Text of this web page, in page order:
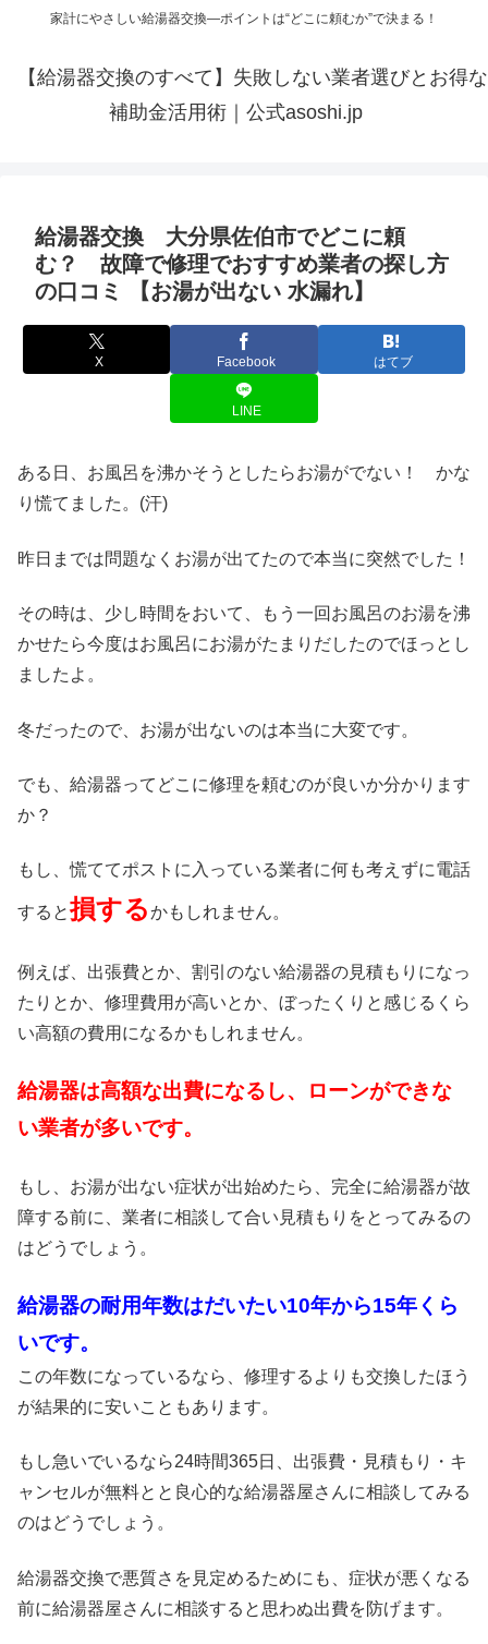
家計にやさしい給湯器交換—ポイントは“どこに頼むか”で決まる！
【給湯器交換のすべて】失敗しない業者選びとお得な
補助金活用術｜公式asoshi.jp
給湯器交換 大分県佐伯市でどこに頼
む？ 故障で修理でおすすめ業者の探し方
の口コミ 【お湯が出ない 水漏れ】
X Facebook はてブ
LINE
ある日、お風呂を沸かそうとしたらお湯がでない！ かな
り慌てました。(汗)
昨日までは問題なくお湯が出てたので本当に突然でした！
その時は、少し時間をおいて、もう一回お風呂のお湯を沸
かせたら今度はお風呂にお湯がたまりだしたのでほっとし
ましたよ。
冬だったので、お湯が出ないのは本当に大変です。
でも、給湯器ってどこに修理を頼むのが良いか分かります
か？
もし、慌ててポストに入っている業者に何も考えずに電話
すると損するかもしれません。
例えば、出張費とか、割引のない給湯器の見積もりになっ
たりとか、修理費用が高いとか、ぼったくりと感じるくら
い高額の費用になるかもしれません。
給湯器は高額な出費になるし、ローンができな
い業者が多いです。
もし、お湯が出ない症状が出始めたら、完全に給湯器が故
障する前に、業者に相談して合い見積もりをとってみるの
はどうでしょう。
給湯器の耐用年数はだいたい10年から15年くら
いです。
この年数になっているなら、修理するよりも交換したほう
が結果的に安いこともあります。
もし急いでいるなら24時間365日、出張費・見積もり・キ
ャンセルが無料とと良心的な給湯器屋さんに相談してみる
のはどうでしょう。
給湯器交換で悪質さを見定めるためにも、症状が悪くなる
前に給湯器屋さんに相談すると思わぬ出費を防げます。